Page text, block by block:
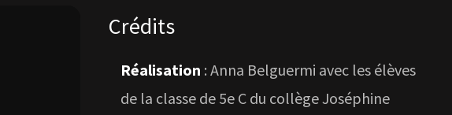
Crédits
Réalisation : Anna Belguermi avec les élèves
de la classe de 5e C du collège Joséphine